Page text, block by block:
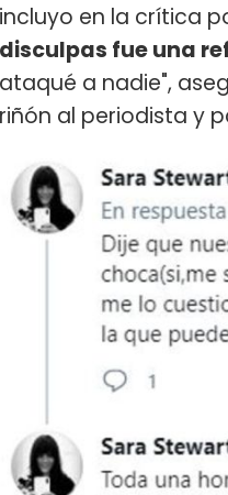
incluyo en la crítica
disculpas fue una
ataqué a nadie",
riñón al periodista y